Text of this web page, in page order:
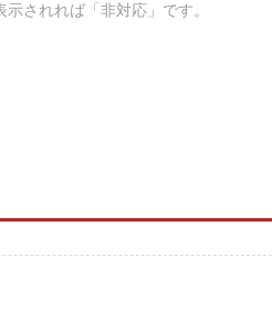
されれば「非対応」です。